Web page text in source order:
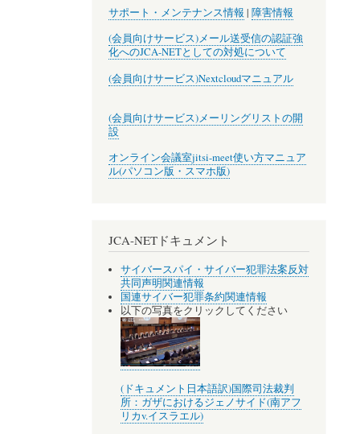
サポート・メンテナンス情報 | 障害情報
(会員向けサービス)メール送受信の認証強
化へのJCA-NETとしての対処について
(会員向けサービス)Nextcloudマニュアル
(会員向けサービス)メーリングリストの開
設
オンライン会議室jitsi-meet使い方マニュア
ル(パソコン版・スマホ版)
JCA-NETドキュメント
サイバースパイ・サイバー犯罪法案反対
共同声明関連情報
国連サイバー犯罪条約関連情報
以下の写真をクリックしてください
(ドキュメント日本語訳)国際司法裁判
所：ガザにおけるジェノサイド(南アフ
リカv.イスラエル)